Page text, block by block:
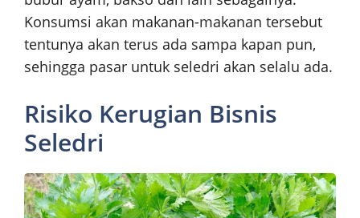
Konsumsi akan makanan-makanan tersebut
tentunya akan terus ada sampa kapan pun,
sehingga pasar untuk seledri akan selalu ada.
Risiko Kerugian Bisnis
Seledri